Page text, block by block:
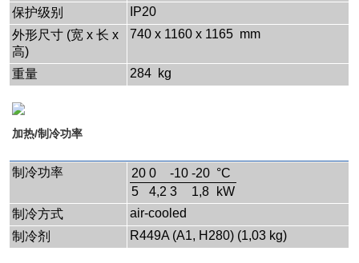
保护级别
IP20
外形尺寸 (宽 x 长 x
高)
740 x 1160 x 1165 mm
重量 284 kg
加热/制冷功率
制冷功率 20 0 -10 -20 °C
5
4,2 3 1,8
kW
制冷方式
air-cooled
制冷剂
R449A (A1, H280) (1,03 kg)